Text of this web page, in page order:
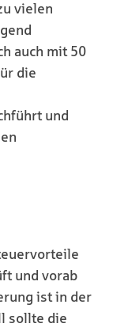
vielen
auch mit 50
die
und
und vorab
ist in der
sollte die